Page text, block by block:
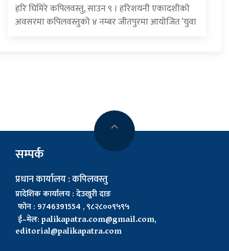
हरि घिमिरे कपिलवस्तु, साउन ९ । हरिशयनी एकादशीको
अवसरमा कपिलवस्तुको ४ नम्बर जीतपुरमा आयोजित ‘युवा
सम्पर्क
प्रधान कार्यालय : कपिलवस्तु
प्रादेशिक कार्यालय : देउखुरी दाङ
फोन : 9746391554 , ९८२८००९५९५
ई–मेल:palikapatra.com@gmail.com,
editorial@palikapatra.com